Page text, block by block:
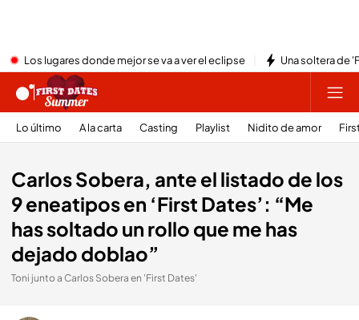
Los lugares donde mejor se va a ver el eclipse Una soltera de
Lo último A la carta Casting Playlist Nidito de amor
Carlos Sobera, ante el listado de los
9 eneatipos en ‘First Dates’: “Me
has soltado un rollo que me has
dejado doblao”
Toni junto a Carlos Sobera en 'First Dates'